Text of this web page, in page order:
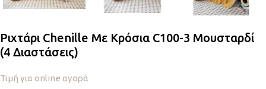
Ριχτάρι Chenille Με Κρόσια C100-3 Μουσταρδί
(4 Διαστάσεις)
Τιμή για online αγορά